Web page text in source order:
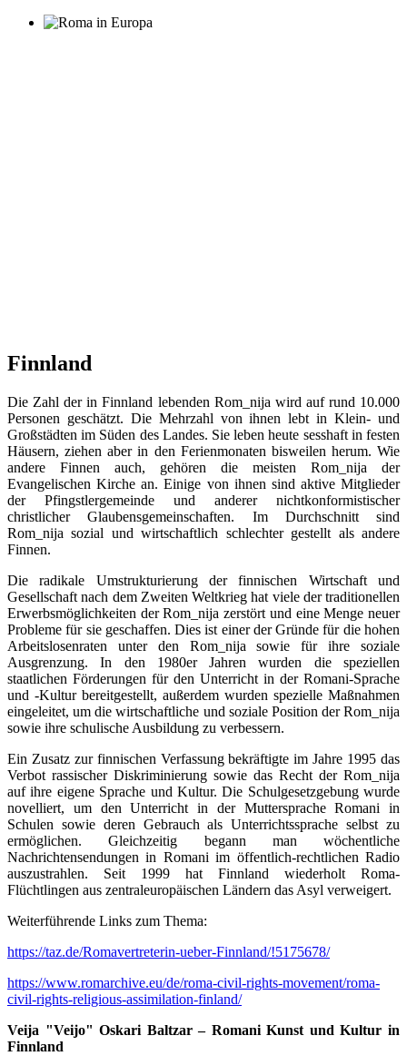
Finnland
Die Zahl der in Finnland lebenden Rom_nija wird auf rund 10.000
Personen geschätzt. Die Mehrzahl von ihnen lebt in Klein- und
Großstädten im Süden des Landes. Sie leben heute sesshaft in festen
Häusern, ziehen aber in den Ferienmonaten bisweilen herum. Wie
andere Finnen auch, gehören die meisten Rom_nija der
Evangelischen Kirche an. Einige von ihnen sind aktive Mitglieder
der Pfingstlergemeinde und anderer nichtkonformistischer
christlicher Glaubensgemeinschaften. Im Durchschnitt sind
Rom_nija sozial und wirtschaftlich schlechter gestellt als andere
Finnen.
Die radikale Umstrukturierung der finnischen Wirtschaft und
Gesellschaft nach dem Zweiten Weltkrieg hat viele der traditionellen
Erwerbsmöglichkeiten der Rom_nija zerstört und eine Menge neuer
Probleme für sie geschaffen. Dies ist einer der Gründe für die hohen
Arbeitslosenraten unter den Rom_nija sowie für ihre soziale
Ausgrenzung. In den 1980er Jahren wurden die speziellen
staatlichen Förderungen für den Unterricht in der Romani-Sprache
und -Kultur bereitgestellt, außerdem wurden spezielle Maßnahmen
eingeleitet, um die wirtschaftliche und soziale Position der Rom_nija
sowie ihre schulische Ausbildung zu verbessern.
Ein Zusatz zur finnischen Verfassung bekräftigte im Jahre 1995 das
Verbot rassischer Diskriminierung sowie das Recht der Rom_nija
auf ihre eigene Sprache und Kultur. Die Schulgesetzgebung wurde
novelliert, um den Unterricht in der Muttersprache Romani in
Schulen sowie deren Gebrauch als Unterrichtssprache selbst zu
ermöglichen. Gleichzeitig begann man wöchentliche
Nachrichtensendungen in Romani im öffentlich-rechtlichen Radio
auszustrahlen. Seit 1999 hat Finnland wiederholt Roma-
Flüchtlingen aus zentraleuropäischen Ländern das Asyl verweigert.
Weiterführende Links zum Thema:
https://taz.de/Romavertreterin-ueber-Finnland/!5175678/
https://www.romarchive.eu/de/roma-civil-rights-movement/roma-
civil-rights-religious-assimilation-finland/
Veija "Veijo" Oskari Baltzar – Romani Kunst und Kultur in
Finnland